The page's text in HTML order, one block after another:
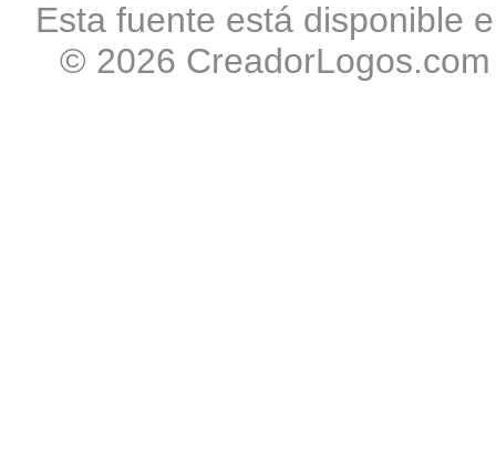
Esta fuente está disponible
© 2026